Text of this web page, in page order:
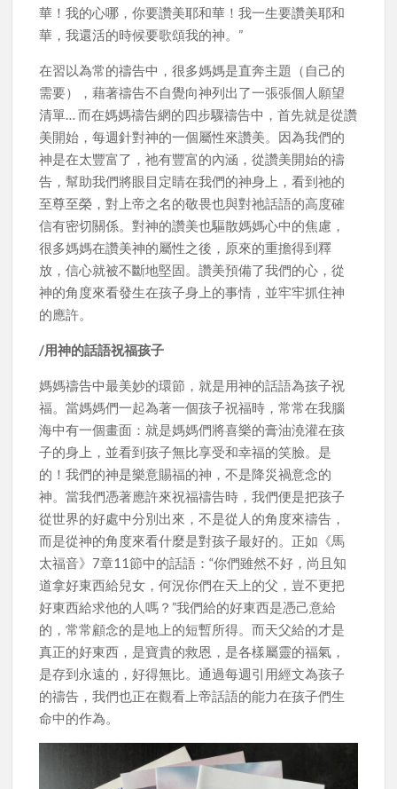
華！我的心哪，你要讚美耶和華！我一生要讚美耶和
華，我還活的時候要歌頌我的神。”
在習以為常的禱告中，很多媽媽是直奔主題（自己的
需要），藉著禱告不自覺向神列出了一張張個人願望
清單… 而在媽媽禱告網的四步驟禱告中，首先就是從讚
美開始，每週針對神的一個屬性來讚美。因為我們的
神是在太豐富了，祂有豐富的內涵，從讚美開始的禱
告，幫助我們將眼目定睛在我們的神身上，看到祂的
至尊至榮，對上帝之名的敬畏也與對祂話語的高度確
信有密切關係。對神的讚美也驅散媽媽心中的焦慮，
很多媽媽在讚美神的屬性之後，原來的重擔得到釋
放，信心就被不斷地堅固。讚美預備了我們的心，從
神的角度來看發生在孩子身上的事情，並牢牢抓住神
的應許。
/用神的話語祝福孩子
媽媽禱告中最美妙的環節，就是用神的話語為孩子祝
福。當媽媽們一起為著一個孩子祝福時，常常在我腦
海中有一個畫面：就是媽媽們將喜樂的膏油澆灌在孩
子的身上，並看到孩子無比享受和幸福的笑臉。是
的！我們的神是樂意賜福的神，不是降災禍意念的
神。當我們憑著應許來祝福禱告時，我們便是把孩子
從世界的好處中分別出來，不是從人的角度來禱告，
而是從神的角度來看什麼是對孩子最好的。正如《馬
太福音》7章11節中的話語：“你們雖然不好，尚且知
道拿好東西給兒女，何況你們在天上的父，豈不更把
好東西給求他的人嗎？”我們給的好東西是憑己意給
的，常常顧念的是地上的短暫所得。而天父給的才是
真正的好東西，是寶貴的救恩，是各樣屬靈的福氣，
是存到永遠的，好得無比。通過每週引用經文為孩子
的禱告，我們也正在觀看上帝話語的能力在孩子們生
命中的作為。